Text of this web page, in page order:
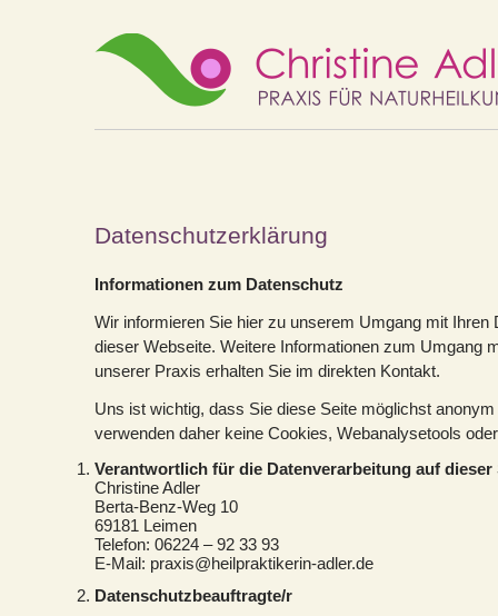
Datenschutzerklärung
Informationen zum Datenschutz
Wir informieren Sie hier zu unserem Umgang mit Ihren
dieser Webseite. Weitere Informationen zum Umgang
unserer Praxis erhalten Sie im direkten Kontakt.
Uns ist wichtig, dass Sie diese Seite möglichst
verwenden daher keine Cookies, Webanalysetools
Verantwortlich für die Datenverarbeitung auf dieser
Christine Adler
Berta-Benz-Weg 10
69181 Leimen
Telefon: 06224 – 92 33 93
E-Mail: praxis@heilpraktikerin-adler.de
Datenschutzbeauftragte/r